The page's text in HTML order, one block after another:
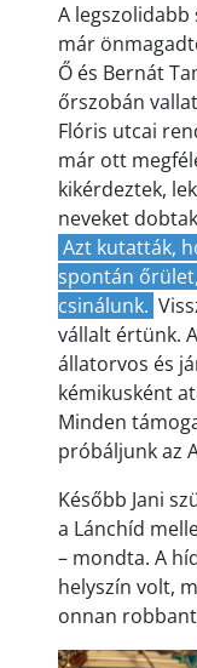
A
már
Ő és Bernát
őrszobán
Flóris utcai
már ott
kikérdeztek,
neveket
Azt kutatták,
spontán
csinálunk.
vállalt értünk.
állatorvos és
kémikusként
Minden
próbáljunk az
Később Jani
a Lánchíd
– mondta. A
helyszín volt,
onnan